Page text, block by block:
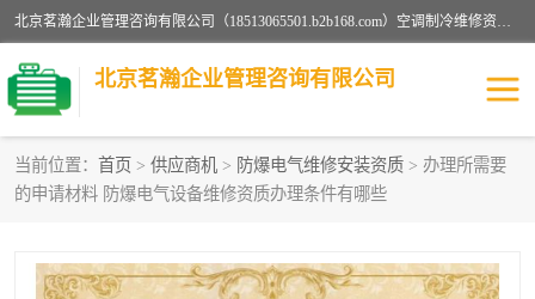
北京茗瀚企业管理咨询有限公司（18513065501.b2b168.com）空调制冷维修资质,油烟管道清洗资质,清洗行业资质公司秉承“顾客至上，锐意进缺的经营理念，我们提供高质量的产品，坚持“客户”的原则为广大客户提供贴心服务。如果你对公司的产品感兴趣，可以联系高经理，我们会用好的产品和服务让您满意。
北京茗瀚企业管理咨询有限公司
当前位置： 首页 > 供应商机 > 防爆电气维修安装资质 > 办理所需要
的申请材料 防爆电气设备维修资质办理条件有哪些
烟道清洗资质 设备维修安装资质
清洗资质 认证服务